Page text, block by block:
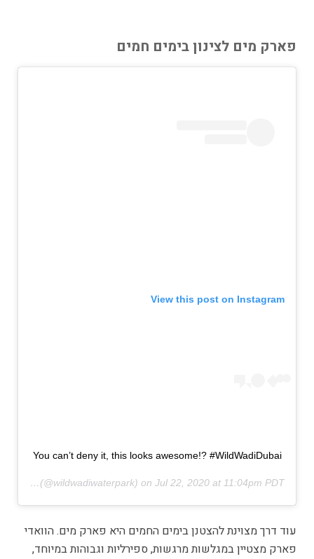
פארק מים לצינון בימים חמים
View this post on Instagram
You can’t deny it, this looks awesome!? #WildWadiDubai
(@wildwadiwaterpark) onJul 22, 2020 at 11:04pm PDT
עוד דרך מצוינת להצטנן בימים החמים היא פארק מים. הוואדי
פארק מצטיין במגלשות מרגשות, ספירליות וגבוהות במיוחד,